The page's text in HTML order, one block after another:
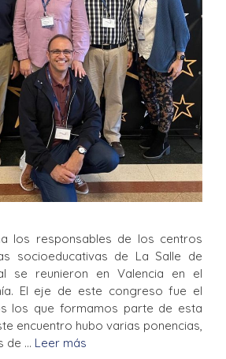
los responsables de los centros
socioeducativas de La Salle de
se reunieron en Valencia en el
El eje de este congreso fue el
los que formamos parte de esta
encuentro hubo varias ponencias,
de … Leer más